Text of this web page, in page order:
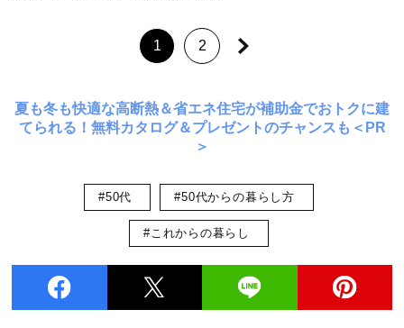
1 2
夏も冬も快適な高断熱＆省エネ住宅が補助金でおトクに建
てられる！無料カタログ＆プレゼントのチャンスも＜PR
＞
#50代 #50代からの暮らし方
#これからの暮らし